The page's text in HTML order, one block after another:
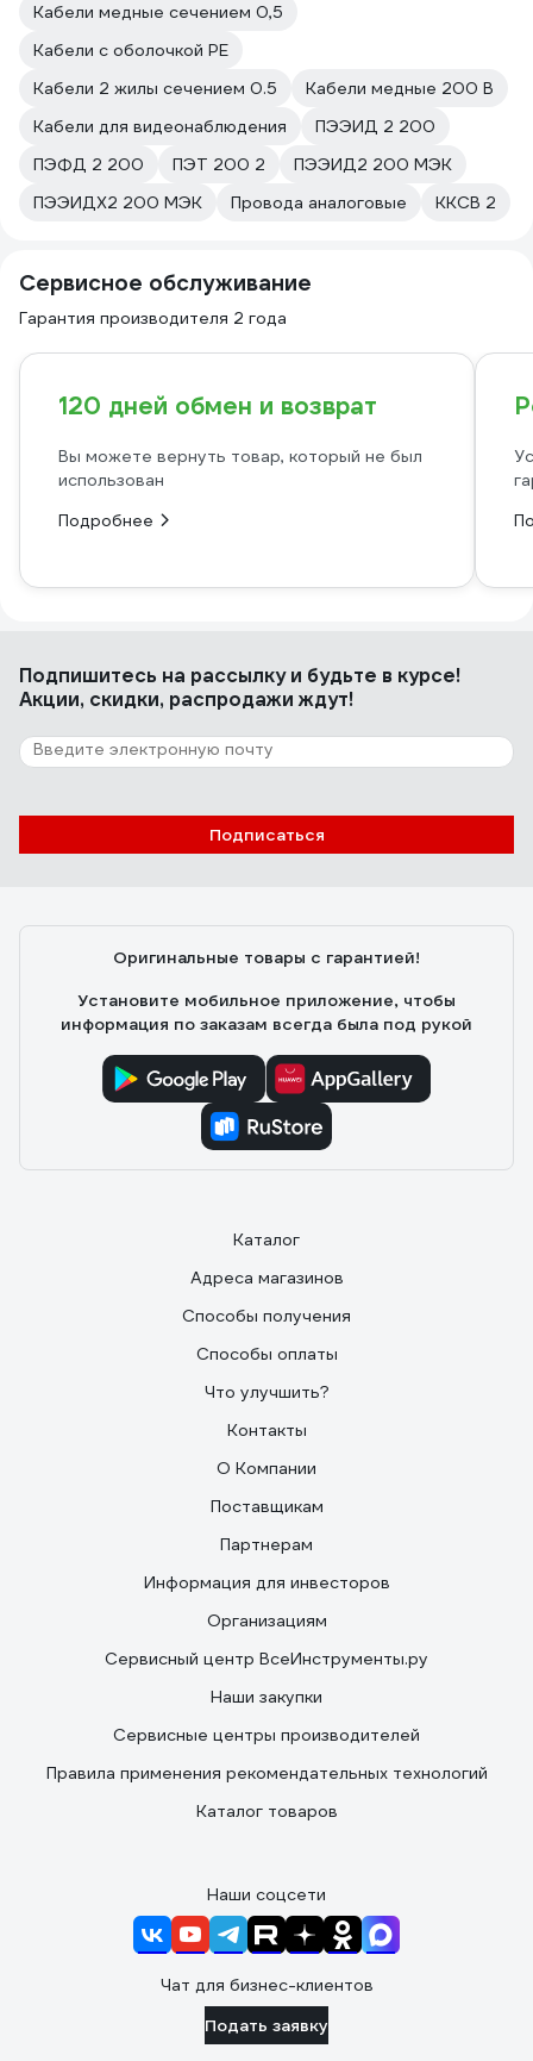
Кабели медные сечением 0,5
Кабели с оболочкой PE
Кабели 2 жилы сечением 0.5
Кабели медные 200 В
Кабели для видеонаблюдения
ПЭЭИД 2 200
ПЭФД 2 200
ПЭТ 200 2
ПЭЭИД2 200 МЭК
ПЭЭИДХ2 200 МЭК
Провода аналоговые ККСВ 2
Сервисное обслуживание
Гарантия производителя 2 года
120 дней обмен и возврат
Вы можете вернуть товар, который не был
использован
Подробнее
Подпишитесь на рассылкуи будьте в курсе!
Акции, скидки, распродажи ждут!
Подписаться
Оригинальные товары с гарантией!
Установите мобильное приложение, чтобы
информация по заказам всегда была под рукой
Каталог
Адреса магазинов
Способы получения
Способы оплаты
Что улучшить?
Контакты
О Компании
Поставщикам
Партнерам
Информация для инвесторов
Организациям
Сервисный центр ВсеИнструменты.ру
Наши закупки
Сервисные центры производителей
Правила применения рекомендательных технологий
Каталог товаров
Наши соцсети
Чат для бизнес-клиентов
Подать заявку